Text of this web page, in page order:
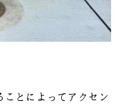
ことによってアクセン